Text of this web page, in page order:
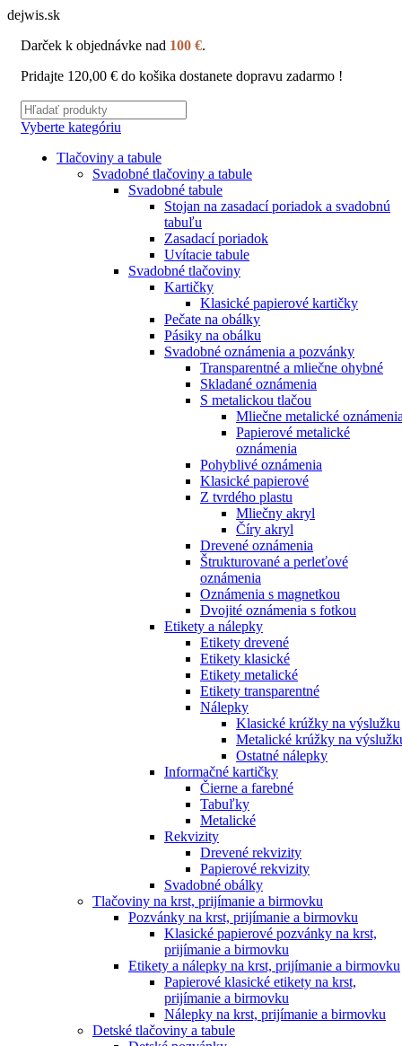
dejwis.sk
Darček k objednávke nad 100 €.
Pridajte 120,00 € do košika dostanete dopravu zadarmo !
Vyberte kategóriu
Tlačoviny a tabule
Svadobné tlačoviny a tabule
Svadobné tabule
Stojan na zasadací poriadok a svadobnú
tabuľu
Zasadací poriadok
Uvítacie tabule
Svadobné tlačoviny
Kartičky
Klasické papierové kartičky
Pečate na obálky
Pásiky na obálku
Svadobné oznámenia a pozvánky
Transparentné a mliečne ohybné
Skladané oznámenia
S metalickou tlačou
Mliečne metalické
Papierové metalické
oznámenia
Pohyblivé oznámenia
Klasické papierové
Z tvrdého plastu
Mliečny akryl
Číry akryl
Drevené oznámenia
Štrukturované a perleťové
oznámenia
Oznámenia s magnetkou
Dvojité oznámenia s fotkou
Etikety a nálepky
Etikety drevené
Etikety klasické
Etikety metalické
Etikety transparentné
Nálepky
Klasické krúžky na výslužku
Metalické krúžky na
Ostatné nálepky
Informačné kartičky
Čierne a farebné
Tabuľky
Metalické
Rekvizity
Drevené rekvizity
Papierové rekvizity
Svadobné obálky
Tlačoviny na krst, prijímanie a birmovku
Pozvánky na krst, prijímanie a birmovku
Klasické papierové pozvánky na krst,
prijímanie a birmovku
Etikety a nálepky na krst, prijímanie a birmovku
Papierové klasické etikety na krst,
prijímanie a birmovku
Nálepky na krst, prijímanie a birmovku
Detské tlačoviny a tabule